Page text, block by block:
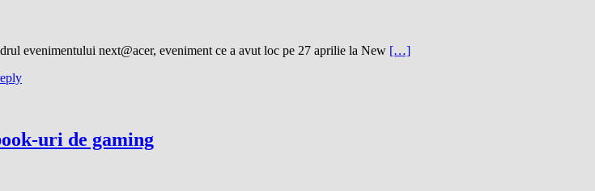
evenimentului next@acer, eveniment ce a avut loc pe 27 aprilie la New […]
uri de gaming